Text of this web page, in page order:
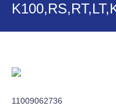
11009062736